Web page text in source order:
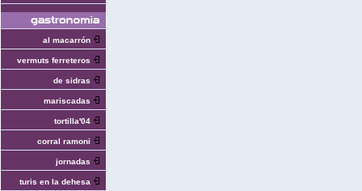
al macarrón
vermuts ferreteros
de sidras
mariscadas
tortilla'04
corral ramoni
jornadas
turis en la dehesa